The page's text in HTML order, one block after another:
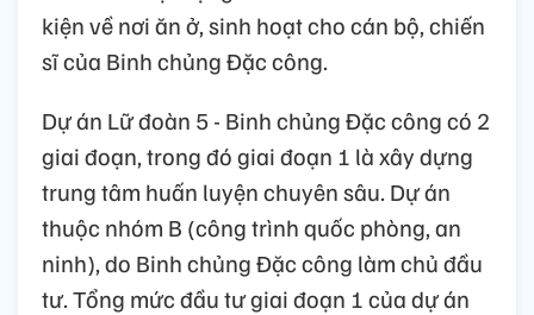
kiện về nơi ăn ở, sinh hoạt cho cán bộ, chiến
sĩ của Binh chủng Đặc công.
Dự án Lữ đoàn 5 - Binh chủng Đặc công có 2
giai đoạn, trong đó giai đoạn 1 là xây dựng
trung tâm huấn luyện chuyên sâu. Dự án
thuộc nhóm B (công trình quốc phòng, an
ninh), do Binh chủng Đặc công làm chủ đầu
tư. Tổng mức đầu tư giai đoạn 1 của dự án